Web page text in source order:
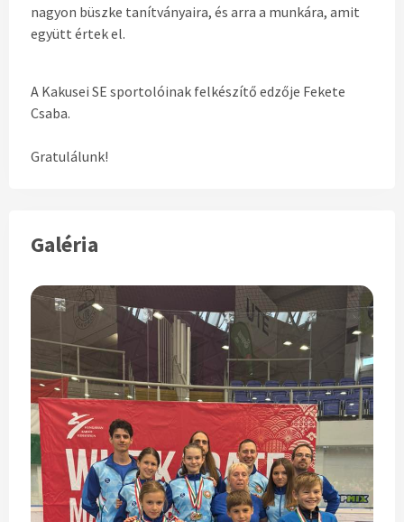
nagyon büszke tanítványaira, és arra a munkára, amit
együtt értek el.
A Kakusei SE sportolóinak felkészítő edzője Fekete
Csaba.
Gratulálunk!
Galéria